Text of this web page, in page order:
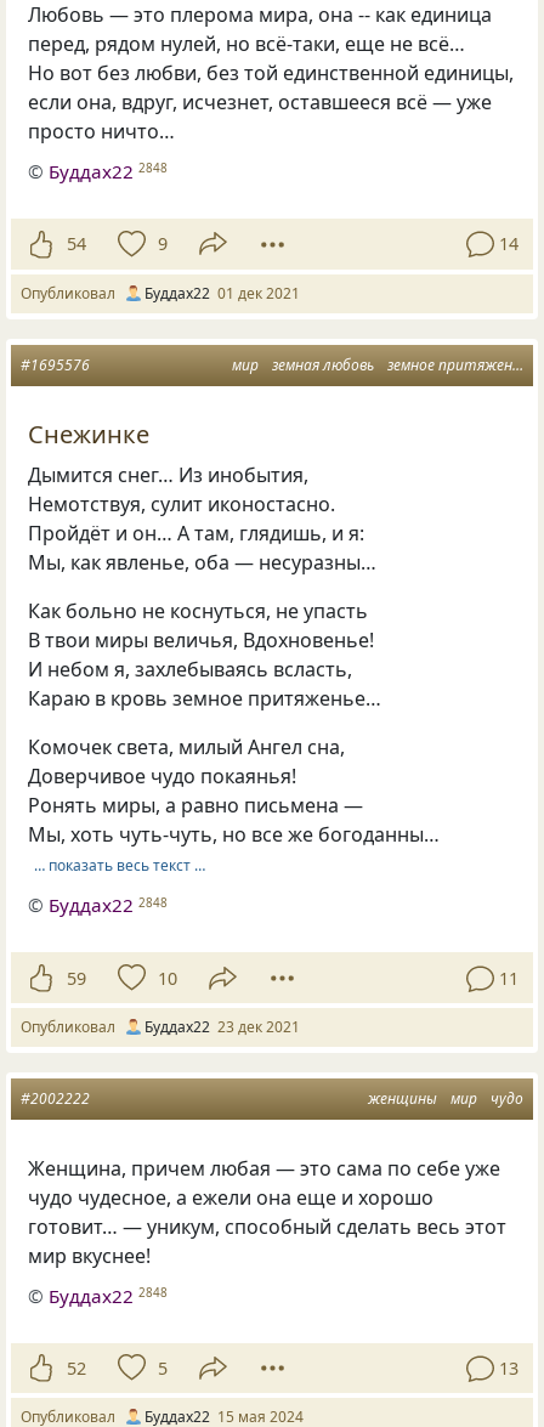
Любовь — это плерома мира, она -- как единица
перед, рядом нулей, но всё-таки, еще не всё…
Но вот без любви, без той единственной единицы,
если она, вдруг, исчезнет, оставшееся всё — уже
просто ничто…
© Буддах22 2848
54 9 14
Опубликовал Буддах22 01 дек 2021
мир земная любовь земное притяжение
#1695576
Снежинке
Дымится снег… Из инобытия,
Немотствуя, сулит иконостасно.
Пройдёт и он… А там, глядишь, и я:
Мы, как явленье, оба — несуразны…
Как больно не коснуться, не упасть
В твои миры величья, Вдохновенье!
И небом я, захлебываясь всласть,
Караю в кровь земное притяженье…
Комочек света, милый Ангел сна,
Доверчивое чудо покаянья!
Ронять миры, а равно письмена —
Мы, хоть чуть-чуть, но все же богоданны…
… показать весь текст …
© Буддах22 2848
59 10 11
Опубликовал Буддах22 23 дек 2021
женщины мир чудо
#2002222
Женщина, причем любая — это сама по себе уже
чудо чудесное, а ежели она еще и хорошо
готовит… — уникум, способный сделать весь этот
мир вкуснее!
© Буддах22 2848
52 5 13
Опубликовал Буддах22 15 мая 2024